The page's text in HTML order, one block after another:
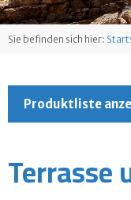
Sie befinden sich hier:
Produktliste
Terrasse